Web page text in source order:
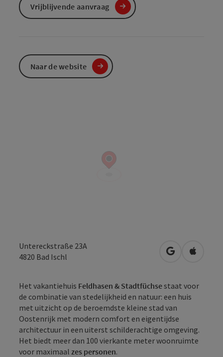
Untereckstraße 23A
4820 Bad Ischl Openen in
Het vakantiehuis Feldhasen & Stadtfüchsestaat voor
de combinatie van stedelijkheid en natuur: een huis
met uitzicht op de beroemdste kleine stad van
Oostenrijk met modern comfort en eigentijdse
architectuur in een uiterst schilderachtige omgeving.
Het biedt meer dan 100 vierkante meter woonruimte
voor maximaal zes personen.
Vrijblijvende aanvraag
Naar de website